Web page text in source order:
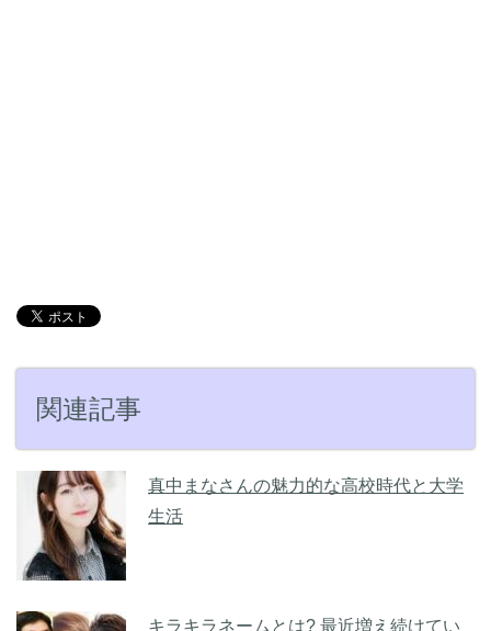
関連記事
真中まなさんの魅力的な高校時代と大学
生活
キラキラネームとは? 最近増え続けてい